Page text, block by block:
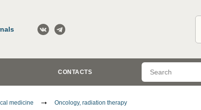
CONTACTS
medicine Oncology, radiation therapy